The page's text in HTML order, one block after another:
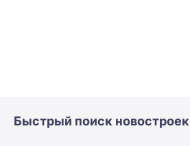
Быстрый поиск новостроек